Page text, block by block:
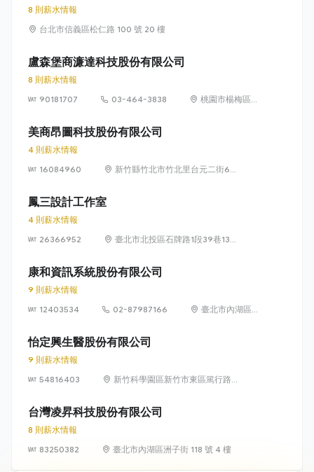
8 則薪水情報
台北市信義區松仁路 100 號 20 樓
盧森堡商濂達科技股份有限公司
8 則薪水情報
90181707
03-464-3838
桃園市楊梅區高
美商昂圖科技股份有限公司
4 則薪水情報
16084960
新竹縣竹北市竹北里台元二街6號
鳳三設計工作室
4 則薪水情報
26366952
臺北市北投區石牌路1段39巷134
康和資訊系統股份有限公司
9 則薪水情報
12403534
02-87987166
臺北市內湖區瑞
怡定興生醫股份有限公司
9 則薪水情報
54816403
新竹科學園區新竹市東區篤行路6
台灣凌昇科技股份有限公司
8 則薪水情報
83250382
臺北市內湖區洲子街 118 號 4 樓